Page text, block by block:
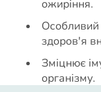
ожиріння.
Особливий
здоров'я
Зміцнює
організму.